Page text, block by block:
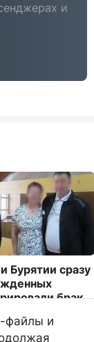
и
Бурятии сразу
брак
файлы и